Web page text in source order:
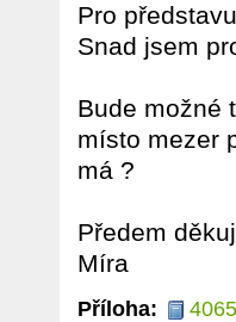
Pro
Snad jsem
Bude možné
místo mezer
má ?
Předem
Míra
Příloha: